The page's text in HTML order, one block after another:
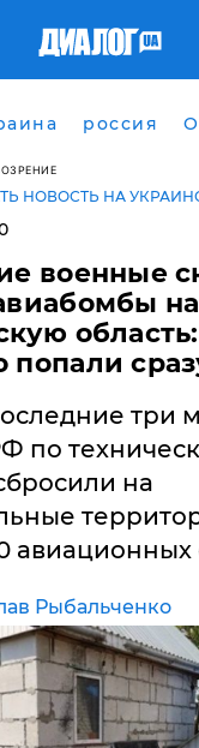
россия
НОВОСТЬ НА
военные
на
три
по
на
авиационных
Рыбальченко